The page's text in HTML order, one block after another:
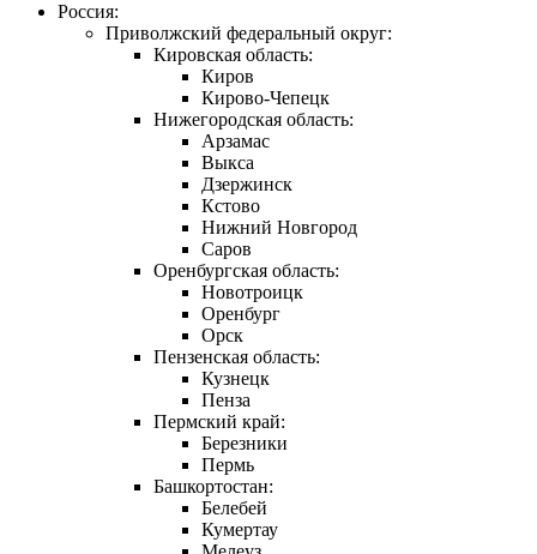
Россия:
Приволжский федеральный округ:
Кировская область:
Киров
Кирово-Чепецк
Нижегородская область:
Арзамас
Выкса
Дзержинск
Кстово
Нижний Новгород
Саров
Оренбургская область:
Новотроицк
Оренбург
Орск
Пензенская область:
Кузнецк
Пенза
Пермский край:
Березники
Пермь
Башкортостан:
Белебей
Кумертау